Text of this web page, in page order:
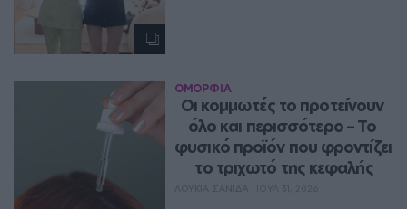
ΟΜΟΡΦΙΑ
Οι κομμωτές το προτείνουν
όλο και περισσότερο – Το
φυσικό προϊόν που φροντίζει
το τριχωτό της κεφαλής